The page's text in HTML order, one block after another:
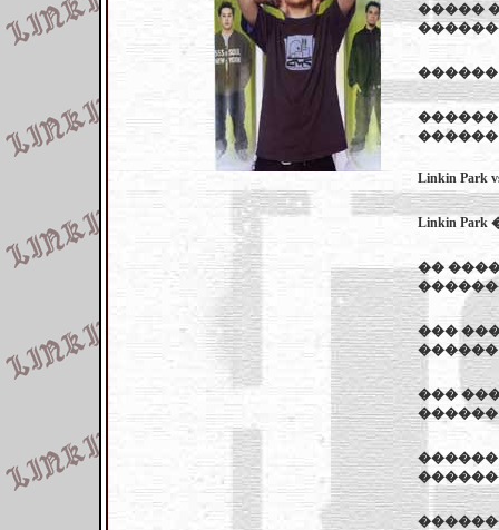
�����
������
������
������
Linkin Park
Linkin
��
���
���
������